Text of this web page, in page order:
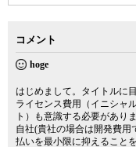
コメント
hoge
はじめまして。タイトルに
ライセンス費用（イニシャ
ト）も意識する必要があり
自社(貴社の場合は開発費用
払いを最小限に抑えること